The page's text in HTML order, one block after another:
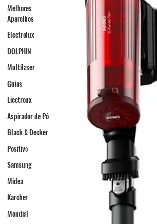
Melhores
Aparelhos
Electrolux
DOLPHIN
Multilaser
Guias
Liectroux
Aspirador de Pó
Black & Decker
Positivo
Samsung
Midea
Karcher
Mondial